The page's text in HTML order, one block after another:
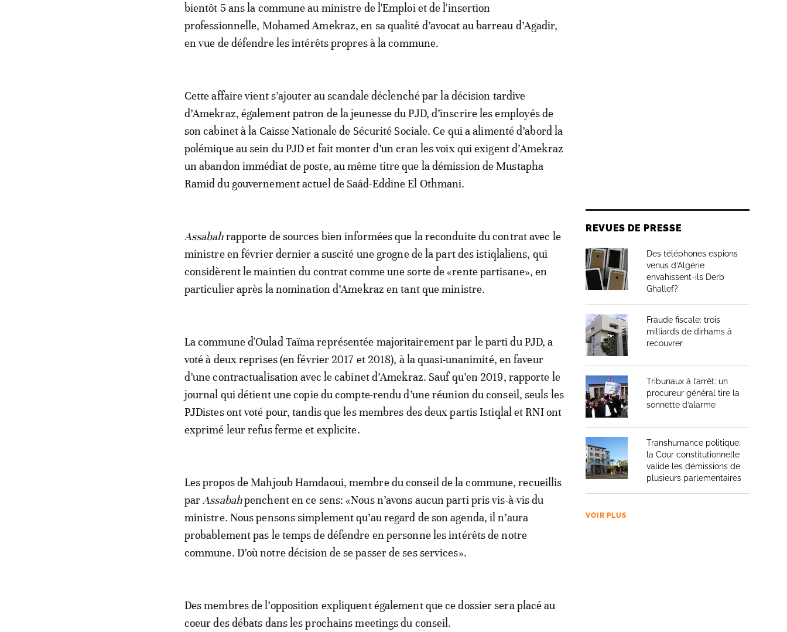
bientôt 5 ans la commune au ministre de l'Emploi et de l'insertion
professionnelle, Mohamed Amekraz, en sa qualité d’avocat au barreau d’Agadir,
en vue de défendre les intérêts propres à la commune.
Cette affaire vient s’ajouter au scandale déclenché par la décision tardive
d’Amekraz, également patron de la jeunesse du PJD, d’inscrire les employés de
son cabinet à la Caisse Nationale de Sécurité Sociale. Ce qui a alimenté d’abord la
polémique au sein du PJD et fait monter d’un cran les voix qui exigent d’Amekraz
un abandon immédiat de poste, au même titre que la démission de Mustapha
Ramid du gouvernement actuel de Saâd-Eddine El Othmani.
Assabahrapporte de sources bien informées que la reconduite du contrat avec le
ministre en février dernier a suscité une grogne de la part des istiqlaliens, qui
considèrent le maintien du contrat comme une sorte de «rente partisane», en
particulier après la nomination d’Amekraz en tant que ministre.
La commune d'Oulad Taïma représentée majoritairement par le parti du PJD, a
voté à deux reprises (en février 2017 et 2018), à la quasi-unanimité, en faveur
d’une contractualisation avec le cabinet d’Amekraz. Sauf qu’en 2019, rapporte le
journal qui détient une copie du compte-rendu d’une réunion du conseil, seuls les
PJDistes ont voté pour, tandis que les membres des deux partis Istiqlal et RNI ont
exprimé leur refus ferme et explicite.
Les propos de Mahjoub Hamdaoui, membre du conseil de la commune, recueillis
parAssabahpenchent en ce sens: «Nous n’avons aucun parti pris vis-à-vis du
ministre. Nous pensons simplement qu’au regard de son agenda, il n’aura
probablement pas le temps de défendre en personne les intérêts de notre
commune. D’où notre décision de se passer de ses services».
Des membres de l’opposition expliquent également que ce dossier sera placé au
coeur des débats dans les prochains meetings du conseil.
REVUES DE PRESSE
Des téléphones espions
venus d’Algérie
envahissent-ils Derb
Ghallef?
Fraude fiscale: trois
milliards de dirhams à
recouvrer
Tribunaux à l’arrêt: un
procureur général tire la
sonnette d’alarme
Transhumance politique:
la Cour constitutionnelle
valide les démissions de
plusieurs parlementaires
VOIR PLUS